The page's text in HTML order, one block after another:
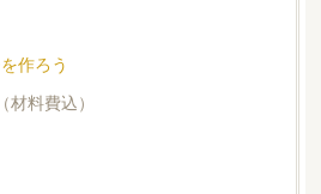
作ろう
料費込）